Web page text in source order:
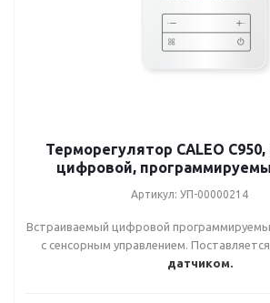
Терморегулятор CALEO
цифровой,
Артикул: УП-00000214
Встраиваемый цифровой
с сенсорным управлением. Поставляется
датчиком.